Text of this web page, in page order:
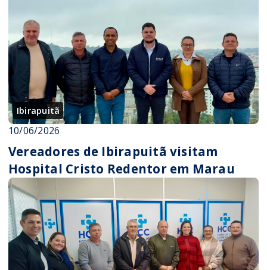
Ibirapuitã
10/06/2026
Vereadores de Ibirapuitã visitam
Hospital Cristo Redentor em Marau